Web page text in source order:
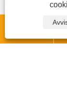
Zhejiang